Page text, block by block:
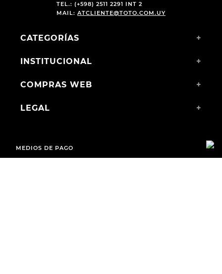
TEL.: (+598) 2511 2291 INT 2
MAIL: ATCLIENTE@TOTO.COM.UY
CATEGORÍAS +
INSTITUCIONAL +
COMPRAS WEB +
LEGAL +
MEDIOS DE PAGO